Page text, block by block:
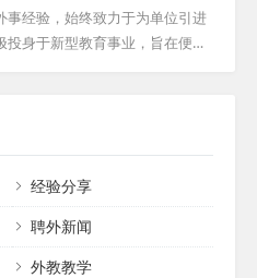
，企业和求职者都能找到满意的
现共赢。...
非学院等一流学府。自公司成立
已与众多英国知名大学及
输送服务。...
经验，始终致力于为单位引进
身于新型教育事业，旨在便利
经验分享
聘外新闻
外教教学